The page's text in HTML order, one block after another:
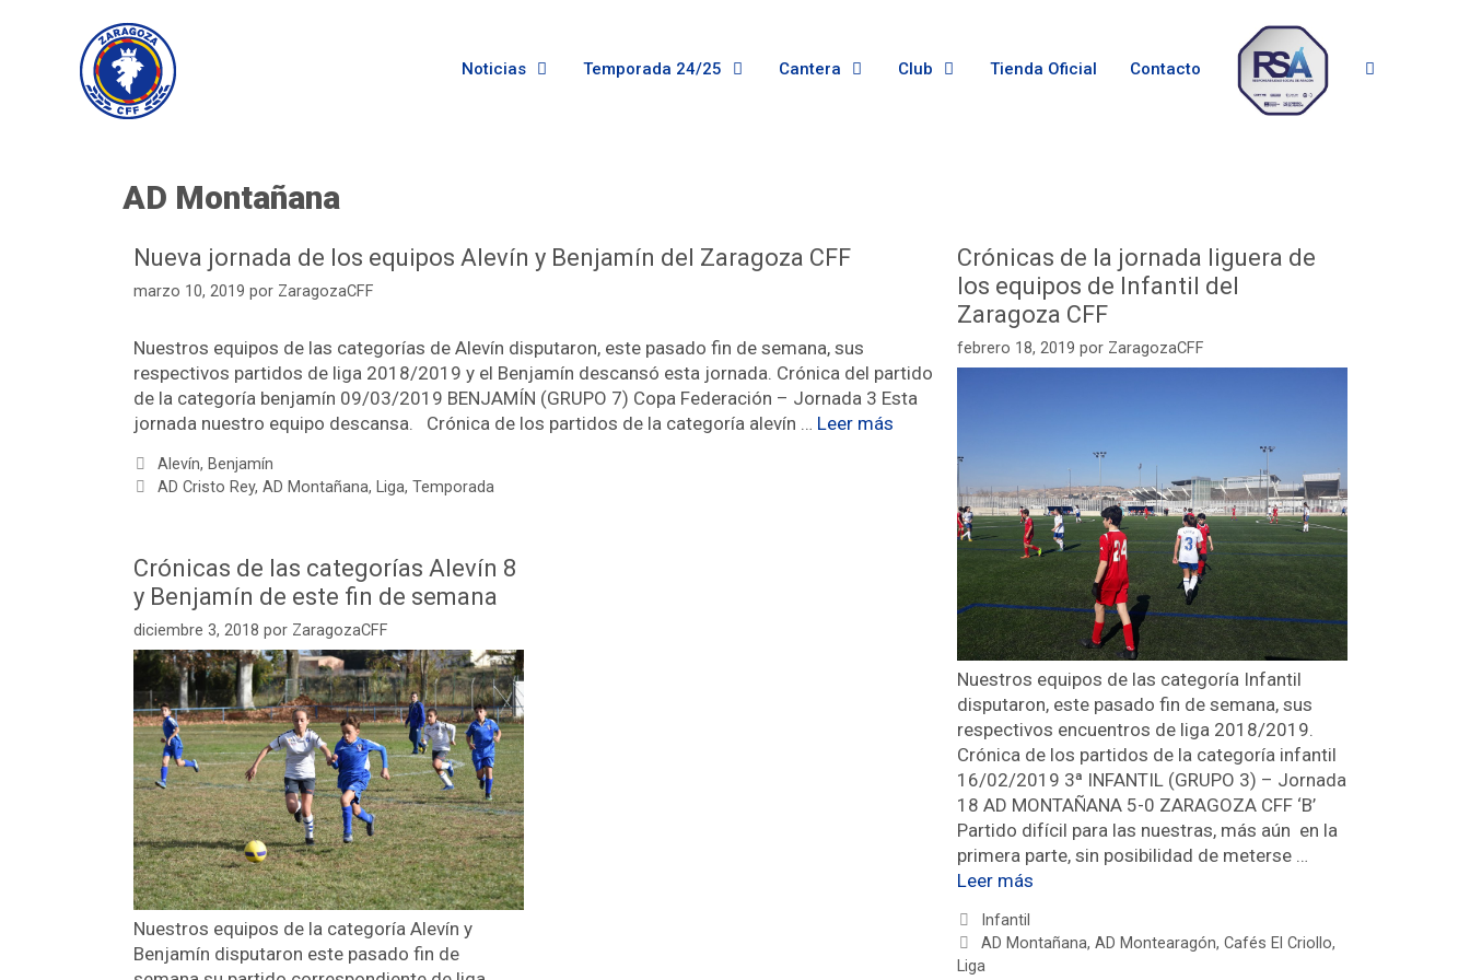
Noticias Temporada 24/25 Cantera Club Tienda Oficial Contacto
AD Montañana
Nueva jornada de los equipos Alevín y Benjamín del Zaragoza CFF
marzo 10, 2019 por ZaragozaCFF
Nuestros equipos de las categorías de Alevín disputaron, este pasado fin de semana, sus
respectivos partidos de liga 2018/2019 y el Benjamín descansó esta jornada. Crónica del partido
de la categoría benjamín 09/03/2019 BENJAMÍN (GRUPO 7) Copa Federación – Jornada 3 Esta
jornada nuestro equipo descansa. Crónica de los partidos de la categoría alevín … Leer más
Alevín, Benjamín
AD Cristo Rey, AD Montañana, Liga, Temporada
Crónicas de la jornada liguera de
los equipos de Infantil del
Zaragoza CFF
febrero 18, 2019 por ZaragozaCFF
Nuestros equipos de las categoría Infantil
disputaron, este pasado fin de semana, sus
respectivos encuentros de liga 2018/2019.
Crónica de los partidos de la categoría infantil
16/02/2019 3ª INFANTIL (GRUPO 3) – Jornada
18 AD MONTAÑANA 5-0 ZARAGOZA CFF ‘B’
Partido difícil para las nuestras, más aún en la
primera parte, sin posibilidad de meterse …
Leer más
Infantil
AD Montañana, AD Montearagón, Cafés El Criollo,
Liga
Crónicas de las categorías Alevín 8
y Benjamín de este fin de semana
diciembre 3, 2018 por ZaragozaCFF
Nuestros equipos de la categoría Alevín y
Benjamín disputaron este pasado fin de